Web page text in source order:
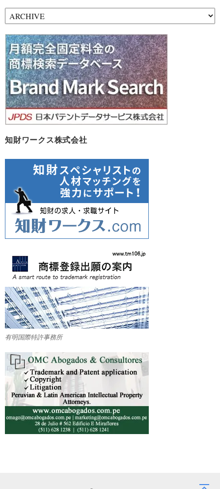
ー
カ
イ
ブ
知財ワークス株式会社
有明国際特許事務所